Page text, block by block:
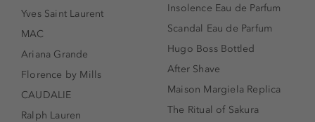
Yves Saint Laurent
MAC
Ariana Grande
Florence by Mills
CAUDALIE
Ralph Lauren
Insolence Eau de Parfum
Scandal Eau de Parfum
Hugo Boss Bottled
After Shave
Maison Margiela Replica
The Ritual of Sakura